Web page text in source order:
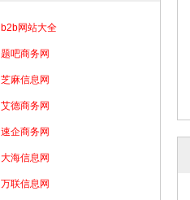
b2b网站大全
题吧商务网
芝麻信息网
艾德商务网
速企商务网
大海信息网
万联信息网